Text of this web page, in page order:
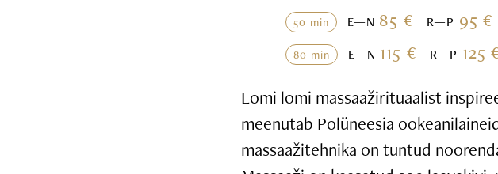
50 min E—N 85 € R—P 95 €
80 min E—N115 € R—P 125
Lomi lomi massaažirituaalist
meenutab Polüneesia
massaažitehnika on tuntud